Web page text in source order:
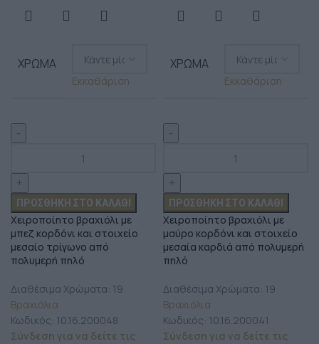
ΧΡΏΜΑ
Εκκαθάριση
ΠΡΟΣΘΉΚΗ ΣΤΟ ΚΑΛΆΘΙ
Χειροποίητο βραχιόλι με
μπεζ κορδόνι και στοιχείο
μεσαίο τρίγωνο από
πολυμερή πηλό
Διαθέσιμα Χρώματα: 19
Βραχιόλια
Κωδικός: 10.16.200048
Σύνδεση για να δείτε τις
ΧΡΏΜΑ
Εκκαθάριση
ΠΡΟΣΘΉΚΗ ΣΤΟ ΚΑΛΆΘΙ
Χειροποίητο βραχιόλι με
μαύρο κορδόνι και στοιχείο
μεσαία καρδιά από πολυμερή
πηλό
Διαθέσιμα Χρώματα: 19
Βραχιόλια
Κωδικός: 10.16.200041
Σύνδεση για να δείτε τις